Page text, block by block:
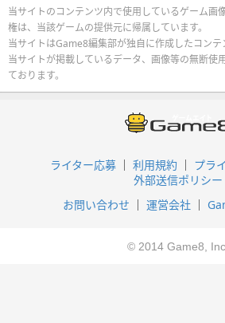
当サイトのコンテンツ内で使用しているゲーム画
権は、当該ゲームの提供元に帰属しています。
当サイトはGame8編集部が独自に作成したコンテ
当サイトが掲載しているデータ、画像等の無断使
ております。
ライター応募 利用規約
プラ
外部送信ポリシー
お問い合わせ
運営会社
© 2014 Game8, Inc.